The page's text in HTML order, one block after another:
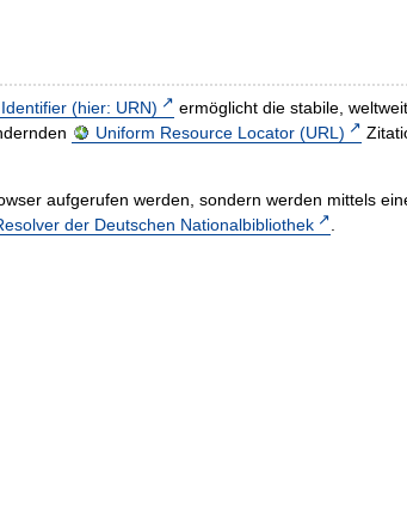
(hier: URN)
ermöglicht die stabile,
Uniform Resource Locator (URL)
aufgerufen werden, sondern werden mittels
der Deutschen Nationalbibliothek .